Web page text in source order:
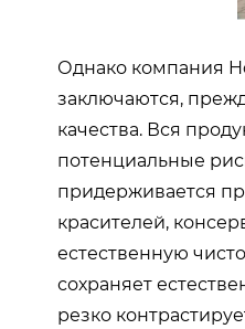
Однако компания
заключаются,
качества. Вся
потенциальные
придерживается
красителей,
естественную
сохраняет
резко